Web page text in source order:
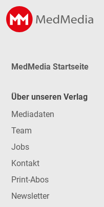
MedMedia Startseite
Über unseren Verlag
Mediadaten
Team
Jobs
Kontakt
Print-Abos
Newsletter